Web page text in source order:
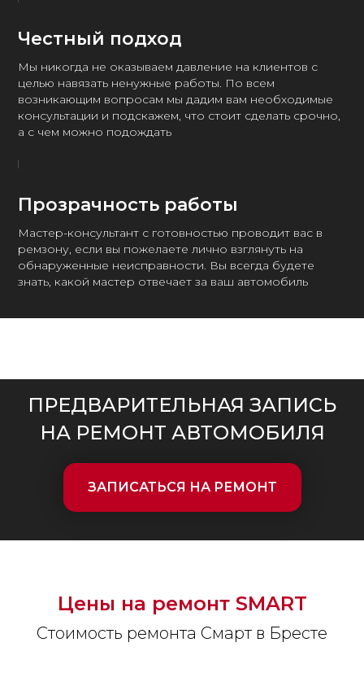
Честный подход
Мы никогда не оказываем давление на клиентов с
целью навязать ненужные работы. По всем
возникающим вопросам мы дадим вам необходимые
консультации и подскажем, что стоит сделать срочно,
а с чем можно подождать
Прозрачность работы
Мастер-консультант с готовностью проводит вас в
ремзону, если вы пожелаете лично взглянуть на
обнаруженные неисправности. Вы всегда будете
знать, какой мастер отвечает за ваш автомобиль
ПРЕДВАРИТЕЛЬНАЯ ЗАПИСЬ
НА РЕМОНТ АВТОМОБИЛЯ
ЗАПИСАТЬСЯ НА РЕМОНТ
Цены на ремонт SMART
Стоимость ремонта Смарт в Бресте